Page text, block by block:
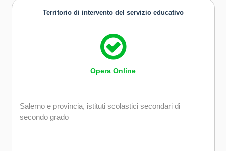
L’educazione viene intesa come spazio trasformativo,
sane, libere e responsabili.
Territorio di intervento del servizio educativo
Opera Online
Salerno e provincia, istituti scolastici secondari di
secondo grado